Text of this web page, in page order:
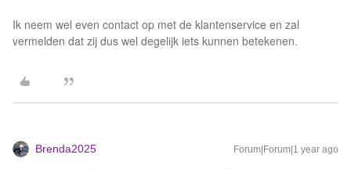
Ik neem wel even contact op met de klantenservice en zal
vermelden dat zij dus wel degelijk iets kunnen betekenen.
Brenda2025 Forum|Forum|1 year ago